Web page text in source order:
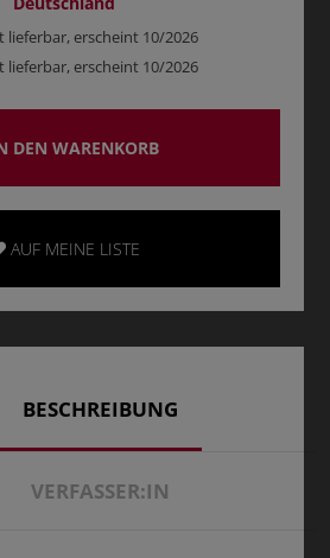
lieferbar, erscheint 10/2026
lieferbar, erscheint 10/2026
DEN WARENKORB
AUF MEINE LISTE
BESCHREIBUNG
VERFASSER:IN